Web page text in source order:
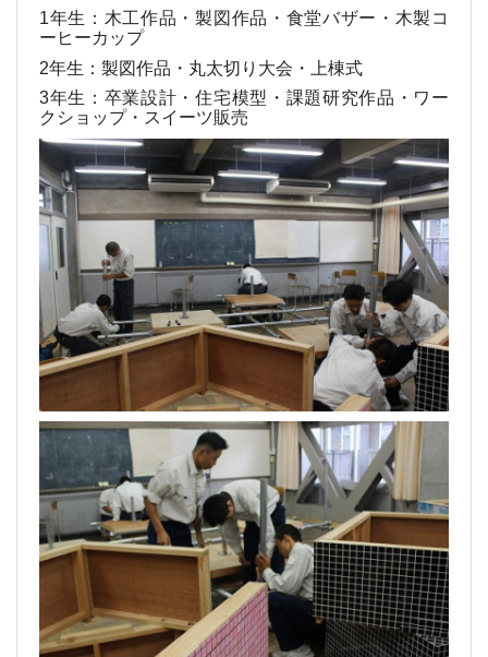
1年生：木工作品・製図作品・食堂バザー・木製コ
ーヒーカップ
2年生：製図作品・丸太切り大会・上棟式
3年生：卒業設計・住宅模型・課題研究作品・ワー
クショップ・スイーツ販売